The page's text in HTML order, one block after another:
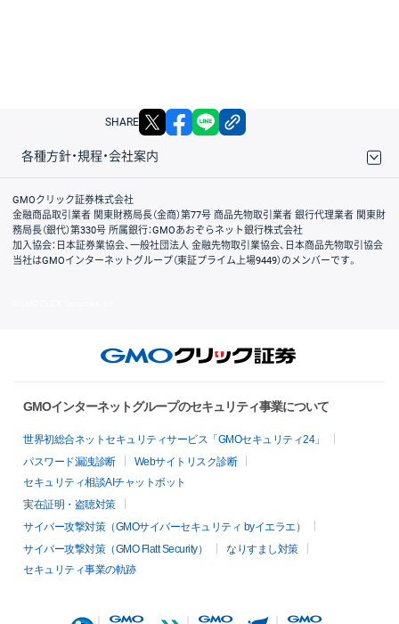
SHARE X facebook
各種方針・規程・会社案内
取引規程・約款
サイトマップ
その他のご案内
個人情報保護方針
最良執行方針
サイトのご利用について
ディスクレイマー
信託保全
リスク説明
会社案内
GMOクリック証券株式会社
金融商品取引業者 関東財務局長（金商）第77号 商品先物取引業者 銀行代理業者 関東財
務局長（銀代）第330号 所属銀行：GMOあおぞらネット銀行株式会社
加入協会：日本証券業協会、一般社団法人 金融先物取引業協会、日本商品先物取引協会
当社はGMOインターネットグループ（東証プライム上場9449）のメンバーです。
GMOインターネットグループのセキュリティ事業について
世界初総合ネットセキュリティサービス「GMOセキュリティ24」
パスワード漏洩診断
Webサイトリスク診断
セキュリティ相談AIチャットボット
実在証明・盗聴対策
サイバー攻撃対策（GMOサイバーセキュリティ byイエラエ）
サイバー攻撃対策（GMO Flatt Security）
なりすまし対策
セキュリティ事業の軌跡